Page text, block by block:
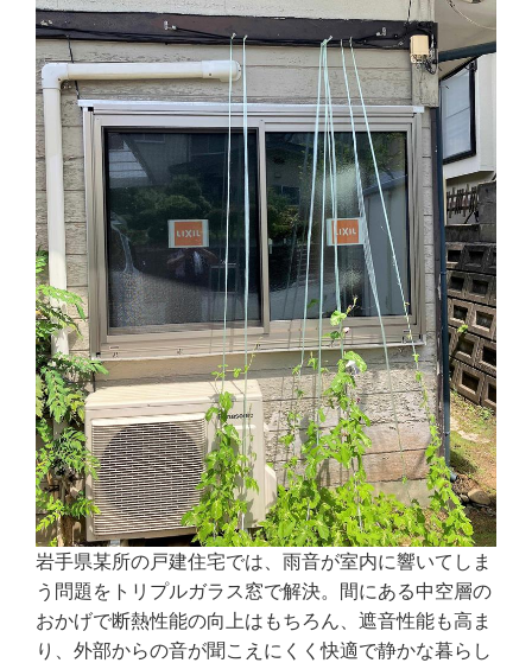
岩手県某所の戸建住宅では、雨音が室内に響いてしま
う問題をトリプルガラス窓で解決。間にある中空層の
おかげで断熱性能の向上はもちろん、遮音性能も高ま
り、外部からの音が聞こえにくく快適で静かな暮らし